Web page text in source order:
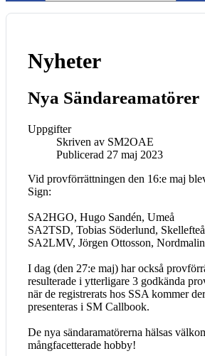
Nyheter
Nya Sändareamatörer
Uppgifter
Skriven av SM2OAE
Publicerad 27 maj 2023
Vid provförrättningen den 16:e maj
Sign:
SA2HGO, Hugo Sandén, Umeå
SA2TSD, Tobias Söderlund, Skellefteå
SA2LMV, Jörgen Ottosson,
I dag (den 27:e maj) har också
resulterade i ytterligare 3 godkända
när de registrerats hos SSA kommer
presenteras i SM Callbook.
De nya sändaramatörerna hälsas
mångfacetterade hobby!